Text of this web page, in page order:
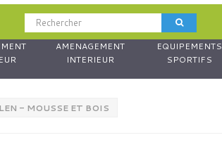
AMENAGEMENT
INTERIEUR
EQUIPEMENTS
SPORTIFS
- MOUSSE ET BOIS